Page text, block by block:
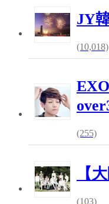
JY
(10,018)
(255)
【
(103)